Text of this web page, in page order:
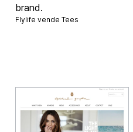
brand.
Flylife vendeTees